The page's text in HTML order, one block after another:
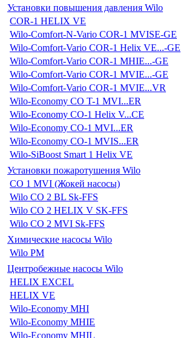
Установки повышения давления Wilo
COR-1 HELIX VE
Wilo-Comfort-N-Vario COR-1 MVISE-GE
Wilo-Comfort-Vario COR-1 Helix VE...-GE
Wilo-Comfort-Vario COR-1 MHIE...-GE
Wilo-Comfort-Vario COR-1 MVIE...-GE
Wilo-Comfort-Vario COR-1 MVIE...VR
Wilo-Economy CO T-1 MVI...ER
Wilo-Economy CO-1 Helix V...CE
Wilo-Economy CO-1 MVI...ER
Wilo-Economy CO-1 MVIS...ER
Wilo-SiBoost Smart 1 Helix VE
Установки пожаротушения Wilo
CO 1 MVI (Жокей насосы)
Wilo CO 2 BL Sk-FFS
Wilo CO 2 HELIX V SK-FFS
Wilo CO 2 MVI Sk-FFS
Химические насосы Wilo
Wilo PM
Центробежные насосы Wilo
HELIX EXCEL
HELIX VE
Wilo-Economy MHI
Wilo-Economy MHIE
Wilo-Economy MHIL